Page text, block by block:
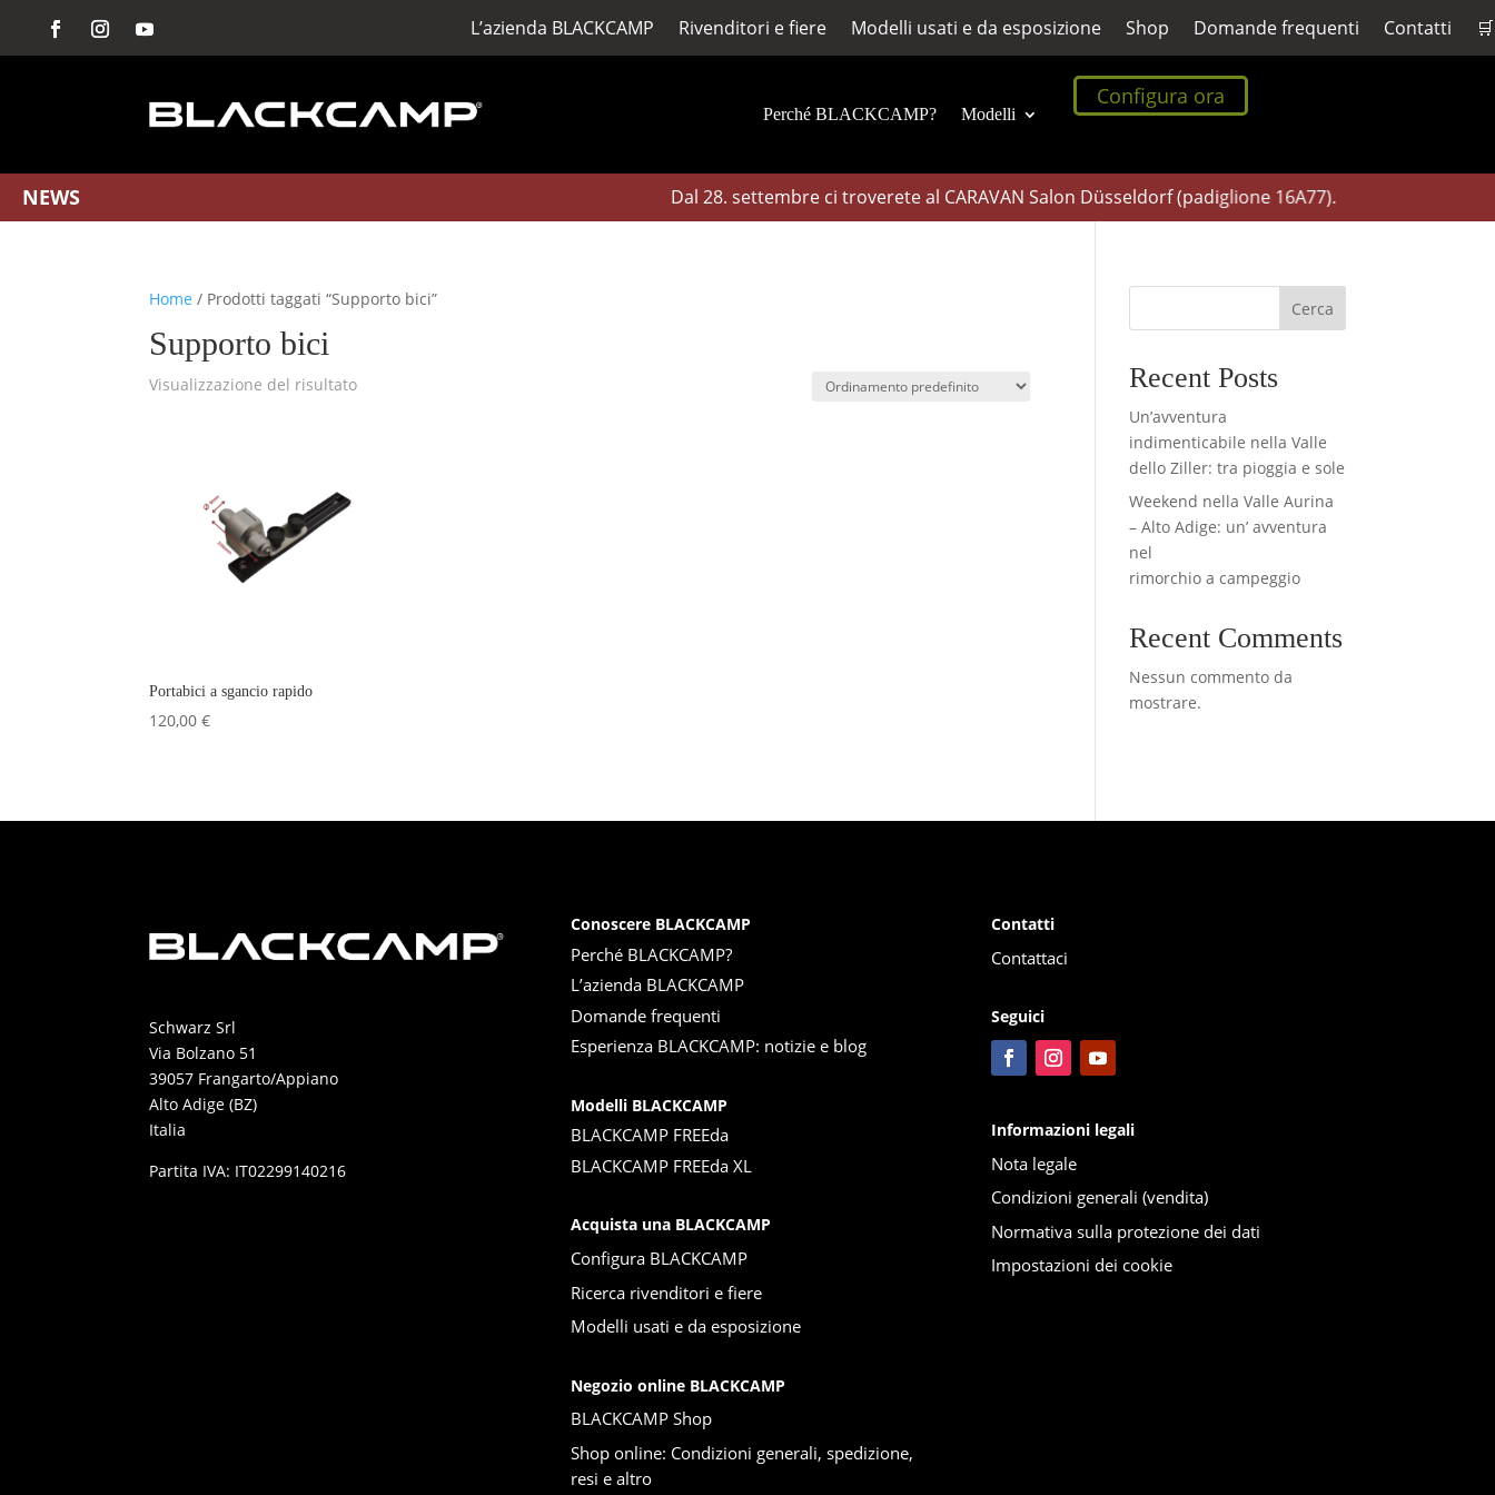
L’azienda BLACKCAMP Rivenditori e fiere Modelli usati e da esposizione Shop Domande frequenti Contatti 🛒
Perché BLACKCAMP? Modelli
Configura ora
NEWS Dal 28. settembre ci troverete al CARAVAN Salon Düsseldorf (padiglione 16A77).
Home / Prodotti taggati “Supporto bici”
Supporto bici
Visualizzazione del risultato
Portabici a sgancio rapido
120,00€
Cerca
Recent Posts
Un’avventura
indimenticabile nella Valle
dello Ziller: tra pioggia e sole
Weekend nella Valle Aurina
– Alto Adige: un’ avventura
nel
rimorchio a campeggio
Recent Comments
Nessun commento da
mostrare.
Schwarz Srl
Via Bolzano 51
39057 Frangarto/Appiano
Alto Adige (BZ)
Italia
Partita IVA: IT02299140216
Conoscere BLACKCAMP
Perché BLACKCAMP?
L’azienda BLACKCAMP
Domande frequenti
Esperienza BLACKCAMP: notizie e blog
Modelli BLACKCAMP
BLACKCAMP FREEda
BLACKCAMP FREEda XL
Acquista una BLACKCAMP
Configura BLACKCAMP
Ricerca rivenditori e fiere
Modelli usati e da esposizione
Negozio online BLACKCAMP
BLACKCAMP Shop
Shop online: Condizioni generali, spedizione,
resi e altro
Contatti
Contattaci
Seguici
Informazioni legali
Nota legale
Condizioni generali (vendita)
Normativa sulla protezione dei dati
Impostazioni dei cookie